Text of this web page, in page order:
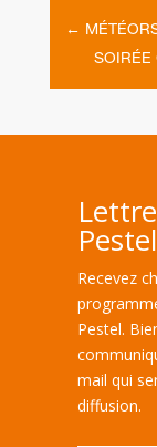
←
SOIRÉE
Pestel
Recevez
Pestel.
mail qui
diffusion.